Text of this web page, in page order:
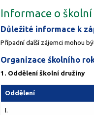
Informace o
Důležité informace k
Případní další zájemci mohou
Organizace školního
1. Oddělení školní družiny
Oddělení
I.